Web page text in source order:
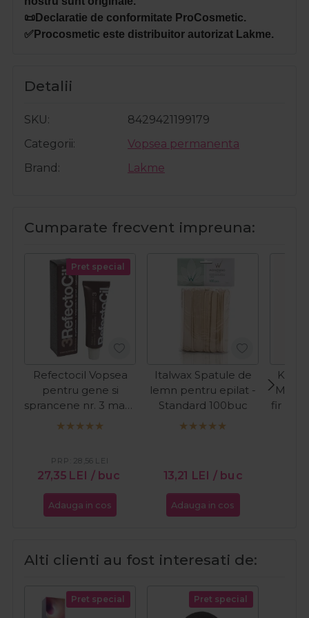
📜Declaratie de conformitate ProCosmetic.
✅Procosmetic este distribuitor autorizat Lakme.
Detalii
SKU
8429421199179
Categorii
Vopsea permanenta
Brand
Lakme
Cumparate frecvent impreuna:
Pret special
Refectocil Vopsea
pentru gene si
sprancene nr. 3 maro
natural 15ml
27,35 LEI / buc
PRP: 28,56 LEI
Adauga in cos
Italwax Spatule de
lemn pentru epilat -
Standard 100buc
13,21 LEI / buc
Adauga in cos
fir
Alti clienti au fost interesati de:
Pret special Pret special